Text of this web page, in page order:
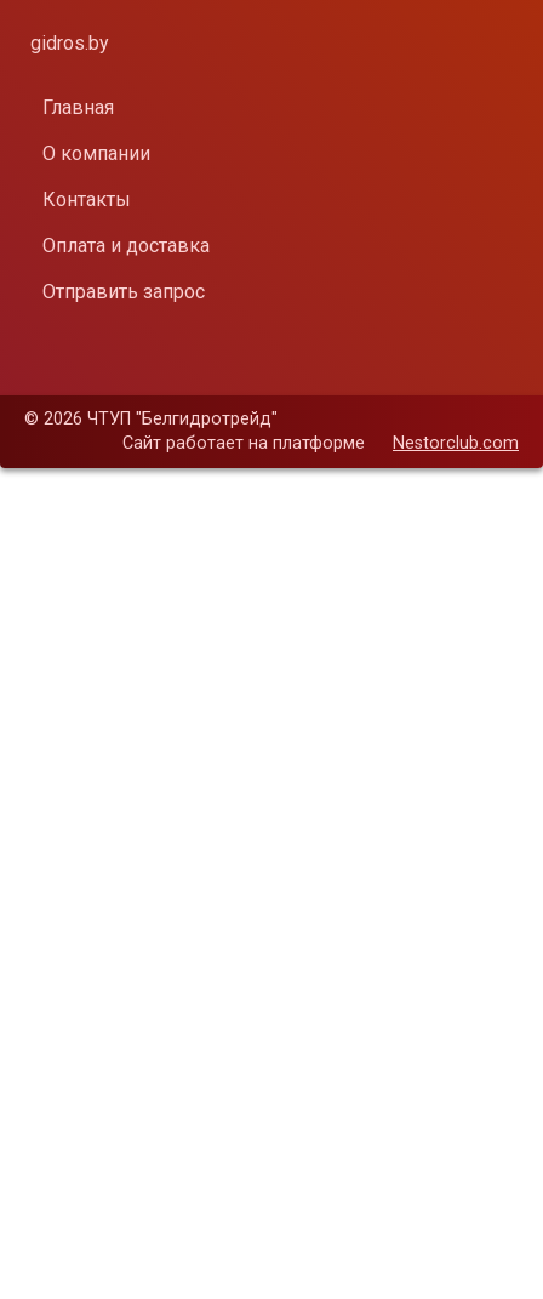
gidros.by
Главная
О компании
Контакты
Оплата и доставка
Отправить запрос
© 2026 ЧТУП "Белгидротрейд"
Сайт работает на платформе
Nestorclub.com